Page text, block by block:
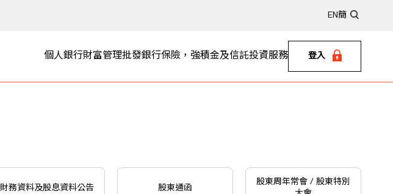
EN 簡
個人銀行財富管理批發銀行保險，強積金及信託投資服務 登入
財務資料及股息資料公告 股東通函
股東周年常會 / 股東特別